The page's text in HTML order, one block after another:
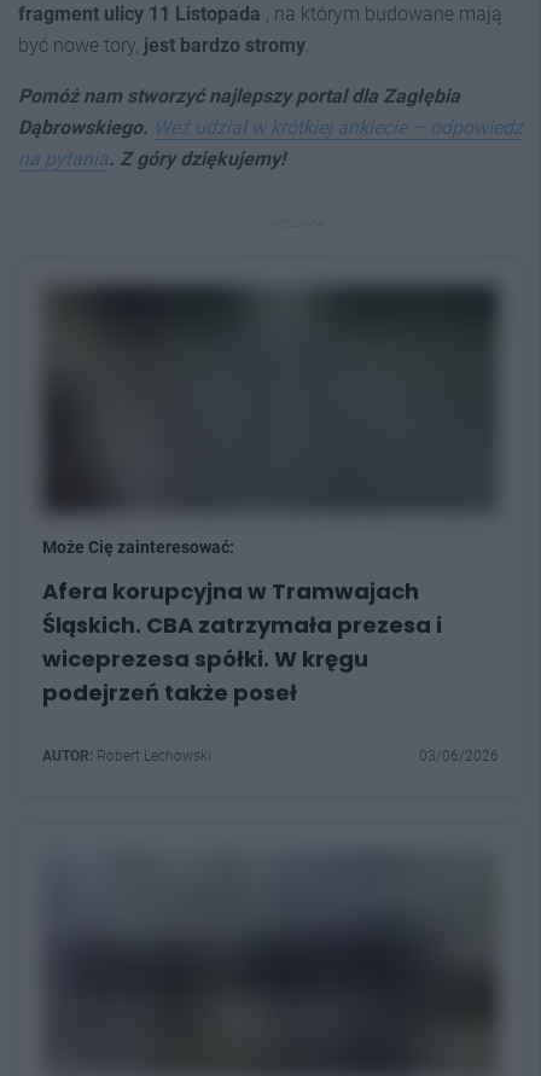
fragment ulicy 11 Listopada , na którym budowane mają
być nowe tory, jest bardzo stromy
Pomóż nam stworzyć najlepszy portal dla Zagłębia
Dąbrowskiego. Weź udział w krótkiej ankiecie – odpowiedz
na pytania. Z góry dziękujemy!
Może Cię zainteresować:
Afera korupcyjna w Tramwajach
Śląskich. CBA zatrzymała prezesa i
wiceprezesa spółki. W kręgu
podejrzeń także poseł
AUTOR: Robert Lechowski 03/06/2026